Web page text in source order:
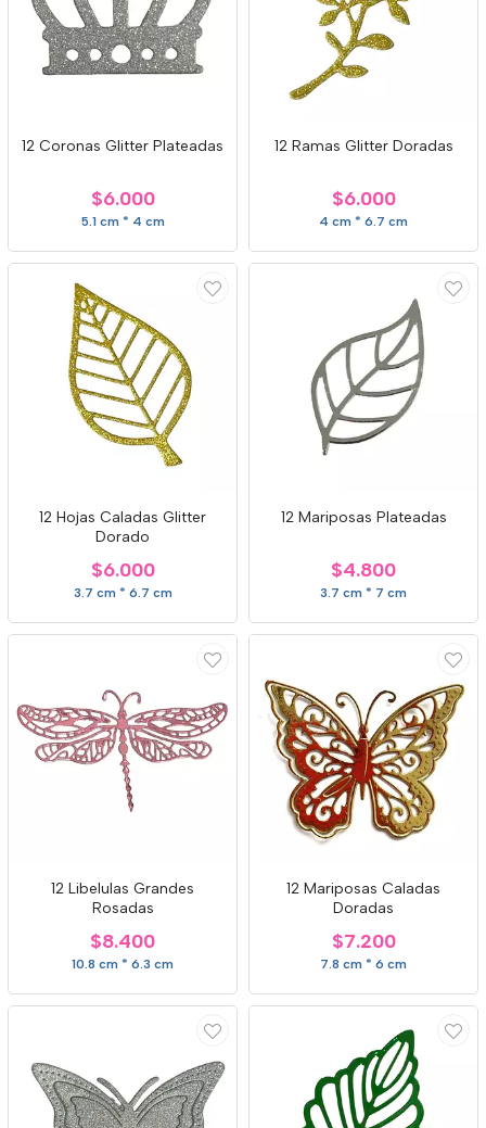
12 Coronas Glitter Plateadas
$6.000
5.1 cm * 4 cm
12 Ramas Glitter Doradas
$6.000
4 cm * 6.7 cm
12 Hojas Caladas Glitter
Dorado
$6.000
3.7 cm * 6.7 cm
12 Mariposas Plateadas
$4.800
3.7 cm * 7 cm
12 Libelulas Grandes
Rosadas
$8.400
10.8 cm * 6.3 cm
12 Mariposas Caladas
Doradas
$7.200
7.8 cm * 6 cm